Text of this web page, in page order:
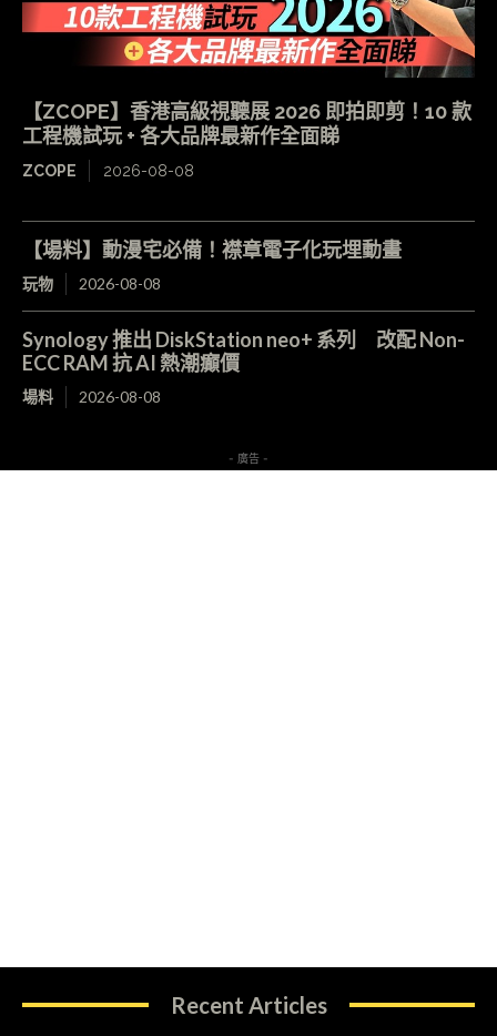
【ZCOPE】香港高級視聽展 2026 即拍即剪！10 款
工程機試玩 + 各大品牌最新作全面睇
ZCOPE 2026-08-08
【場料】動漫宅必備！襟章電子化玩埋動畫
玩物 2026-08-08
Synology 推出 DiskStation neo+ 系列 改配 Non-
ECC RAM 抗 AI 熱潮癲價
場料 2026-08-08
- 廣告 -
Recent Articles